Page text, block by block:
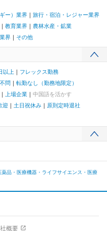
ー）業界
旅行・宿泊・レジャー業界
教育業界
農林水産・鉱業
界 その他
以上
フレックス勤務
問
転勤なし（勤務地限定）
上場企業
中国語を活かす
迎 土日祝休み
原則定時退社
薬品・医療機器・ライフサイエンス・医療
概要